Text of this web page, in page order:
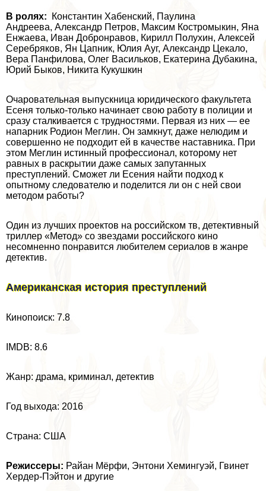
В ролях: Константин Хабенский, Паулина
Андреева, Александр Петров, Максим Костромыкин, Яна
Енжаева, Иван Добронравов, Кирилл Полухин, Алексей
Серебряков, Ян Цапник, Юлия Ауг, Александр Цекало,
Вера Панфилова, Олег Васильков, Екатерина Дубакина,
Юрий Быков, Никита Кукушкин
Очаровательная выпускница юридического факультета
Есеня только-только начинает свою работу в полиции и
сразу сталкивается с трудностями. Первая из них — ее
напарник Родион Меглин. Он замкнут, даже нелюдим и
совершенно не подходит ей в качестве наставника. При
этом Меглин истинный профессионал, которому нет
равных в раскрытии даже самых запyтaнных
преступлений. Сможет ли Есения найти подход к
опытному следователю и поделится ли он с ней свои
методом работы?
Один из лучших проектов на российском тв, детективный
триллер «Метод» со звездами российского кино
несомненно понравится любителем сериалов в жанре
детектив.
Американская история преступлений
Кинопоиск: 7.8
IMDB: 8.6
Жанр: драма, криминал, детектив
Год выхода: 2016
Страна: США
Режиссеры: Райан Мёрфи, Энтони Хемингуэй, Гвинет
Хердер-Пэйтон и другие